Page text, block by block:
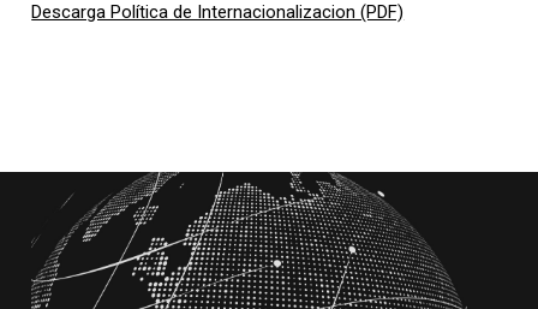
Descarga Política de Internacionalizacion (PDF)